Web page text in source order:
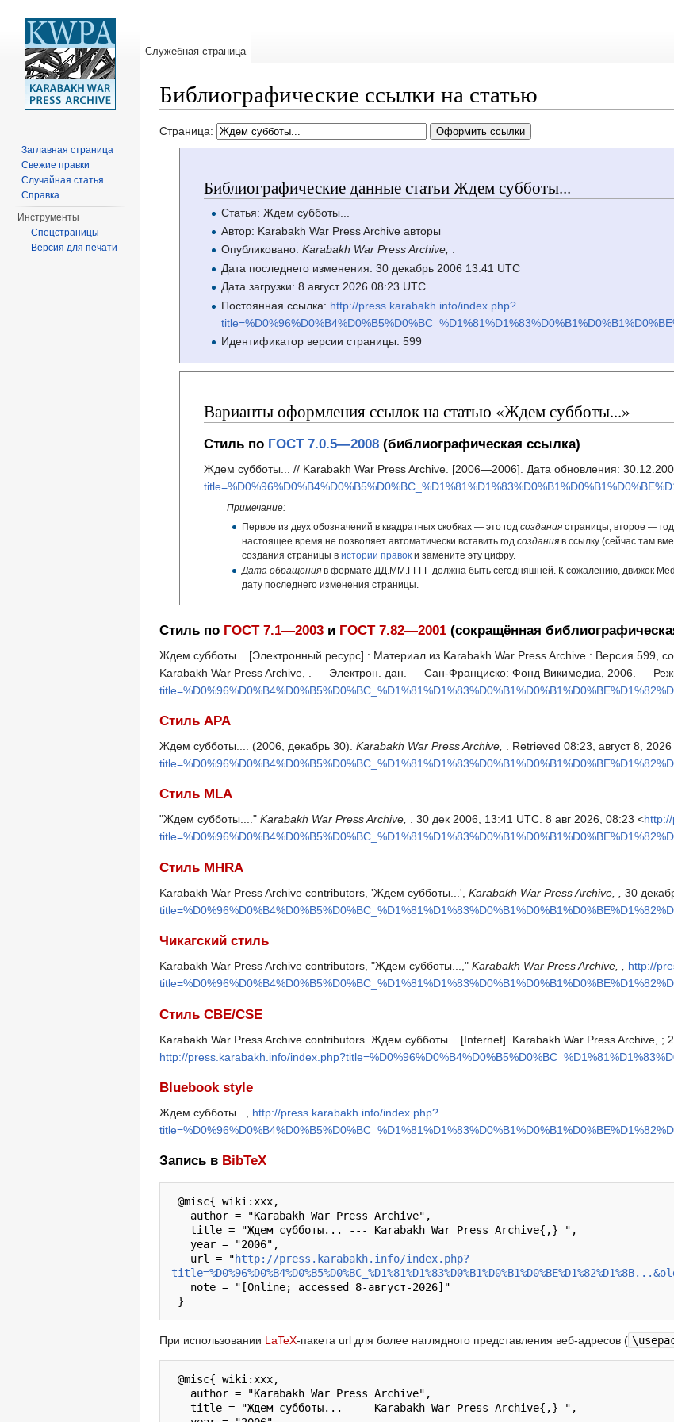
Библиографические ссылки на статью
Страница:
Библиографические данные статьи Ждем субботы...
Статья: Ждем субботы...
Автор: Karabakh War Press Archive авторы
Опубликовано:Karabakh War Press Archive, .
Дата последнего изменения: 30 декабрь 2006 13:41 UTC
Дата загрузки: 8 август 2026 08:23 UTC
Постоянная ссылка: http://press.karabakh.info/index.php?
Идентификатор версии страницы: 599
Варианты оформления ссылок на статью «Ждем субботы...»
Стиль по ГОСТ 7.0.5—2008(библиографическая ссылка)
Ждем субботы... // Karabakh War Press Archive. [2006—2006]. Дата обновления:
Примечание:
Первое из двух обозначений в квадратных скобках — это год созданиястраницы, второе — год
настоящее время не позволяет автоматически вставить год созданияв ссылку (сейчас там
создания страницы в истории правоки замените эту цифру.
Дата обращенияв формате ДД.ММ.ГГГГ должна быть сегодняшней. К сожалению, движок
дату последнего изменения страницы.
Стиль по ГОСТ 7.1—2003 и ГОСТ 7.82—2001 (сокращённая
Ждем субботы... [Электронный ресурс] : Материал из Karabakh War Press Archive : Версия 599,
Karabakh War Press Archive, . — Электрон. дан. — Сан-Франциско: Фонд Викимедиа, 2006. —
Стиль APA
Ждем субботы.... (2006, декабрь 30). Karabakh War Press Archive, . Retrieved 08:23, август 8,
Стиль MLA
"Ждем субботы...." Karabakh War Press Archive, . 30 дек 2006, 13:41 UTC. 8 авг 2026, 08:23 <
Стиль MHRA
Karabakh War Press Archive contributors, 'Ждем субботы...', Karabakh War Press Archive, , 30
Чикагский стиль
Karabakh War Press Archive contributors, "Ждем субботы...," Karabakh War Press Archive, ,
http://
Стиль CBE/CSE
Karabakh War Press Archive contributors. Ждем субботы... [Internet]. Karabakh War Press Archive, ;
http://press.karabakh.info/
Bluebook style
Ждем субботы..., http://press.karabakh.info/index.php?
Запись в BibTeX
   url = "
http://press.karabakh.info/index.php?
При использовании LaTeX-пакета url для более наглядного представления веб-адресов (
Служебная страница
Заглавная страница
Свежие правки
Случайная статья
Справка
Инструменты
Спецстраницы
Версия для печати